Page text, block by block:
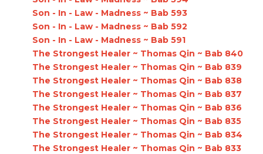
Son - In - Law - Madness ~ Bab 593
Son - In - Law - Madness ~ Bab 592
Son - In - Law - Madness ~ Bab 591
The Strongest Healer ~ Thomas Qin ~ Bab 840
The Strongest Healer ~ Thomas Qin ~ Bab 839
The Strongest Healer ~ Thomas Qin ~ Bab 838
The Strongest Healer ~ Thomas Qin ~ Bab 837
The Strongest Healer ~ Thomas Qin ~ Bab 836
The Strongest Healer ~ Thomas Qin ~ Bab 835
The Strongest Healer ~ Thomas Qin ~ Bab 834
The Strongest Healer ~ Thomas Qin ~ Bab 833